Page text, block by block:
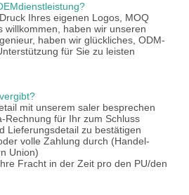
Ihres eigenen Logos, MOQ
willkommen, haben wir unseren
haben wir glückliches, ODM-
für Sie zu leisten
mit unserem saler besprechen
Rechnung für Ihr zum Schluss
Lieferungsdetail zu bestätigen
volle Zahlung durch (Handel-
Union)
Fracht in der Zeit pro den PU/den